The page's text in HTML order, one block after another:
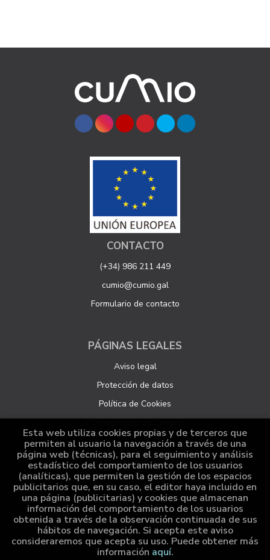
CONTACTO
(+34) 986 211 449
cumio@cumio.gal
Formulario de contacto
PÁGINAS LEGALES
Aviso legal
Protección de datos
Política de Cookies
Configuración de Cookies
ATENCIÓN AL CLIENTE
Quiénes somos
Pedidos especiales
Distribución
Esta web utiliza cookies propias y de terceros que
permiten al usuario la navegación a través de una
página web (técnicas), para el seguimiento y análisis
estadístico del comportamiento de los usuarios
(analíticas), que permiten la gestión de los espacios
publicitarios que, en su caso, el editor haya incluido en
una página (publicitarias) y cookies que almacenan
información del comportamiento de los usuarios
obtenida a través de la observación continuada de sus
hábitos de navegación. Si acepta este aviso
consideraremos que acepta su uso. Puede obtener más
información aquí.